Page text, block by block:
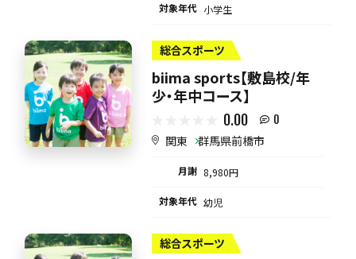
対象年代 小学生
総合スポーツ
biima sports【敷島校/年
少・年中コース】
0.00 0
関東 群馬県前橋市
月謝 8,980円
対象年代 幼児
総合スポーツ